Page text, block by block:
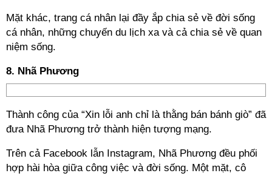
Mặt khác, trang cá nhân lại đầy ắp chia sẻ về đời sống
cá nhân, những chuyến du lịch xa và cả chia sẻ về quan
niệm sống.
8. Nhã Phương
Thành công của “Xin lỗi anh chỉ là thằng bán bánh giò” đã
đưa Nhã Phương trở thành hiện tượng mạng.
Trên cả Facebook lẫn Instagram, Nhã Phương đều phối
hợp hài hòa giữa công việc và đời sống. Một mặt, cô